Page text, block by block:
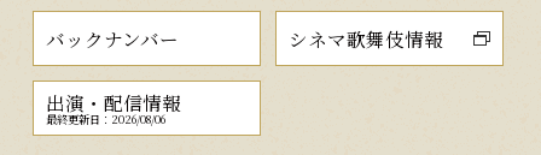
バックナンバー シネマ歌舞伎情報
出演・配信情報
最終更新日：2026/08/06